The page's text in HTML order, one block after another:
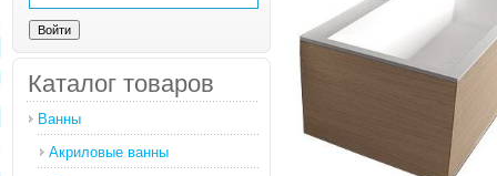
Каталог товаров
Ванны
Акриловые ванны